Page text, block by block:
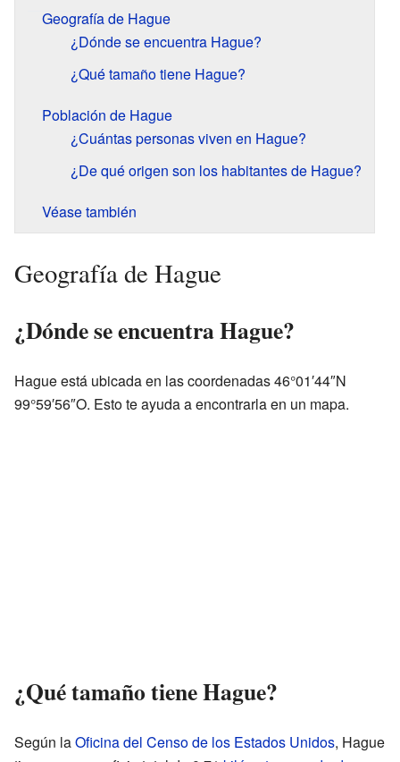
Geografía de Hague
¿Dónde se encuentra Hague?
¿Qué tamaño tiene Hague?
Población de Hague
¿Cuántas personas viven en Hague?
¿De qué origen son los habitantes de Hague?
Véase también
Geografía de Hague
¿Dónde se encuentra Hague?
Hague está ubicada en las coordenadas 46°01′44″N
99°59′56″O. Esto te ayuda a encontrarla en un mapa.
¿Qué tamaño tiene Hague?
Según laOficina del Censo de los Estados Unidos, Hague